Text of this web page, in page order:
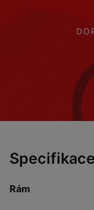
Specifikace
Rám